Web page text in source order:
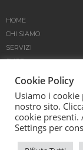
HOME
CHI SIAMO
SERVIZI
SHOP
PRODOTTI
CONTATTACI
Cookie Policy
Usiamo i cookie
nostro sito.
cookie presenti.
Settings per